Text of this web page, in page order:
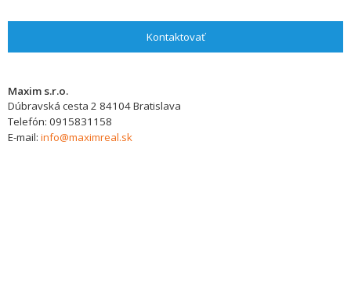
Kontaktovať
Maxim s.r.o.
Dúbravská cesta 2 84104Bratislava
Telefón: 0915831158
E-mail: info@maximreal.sk